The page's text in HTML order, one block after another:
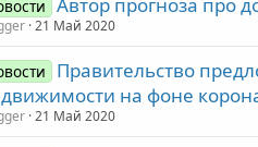
21 Май 2020
Правительство
на фоне
21 Май 2020